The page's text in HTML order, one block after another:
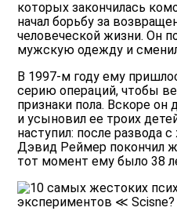
которых закончилась
начал борьбу за
человеческой жизни. Он
мужскую одежду и
В 1997-м году ему
серию операций, чтобы
признаки пола. Вскоре
и усыновил ее троих
наступил: после развода
Дэвид Реймер покончил
тот момент ему было 38